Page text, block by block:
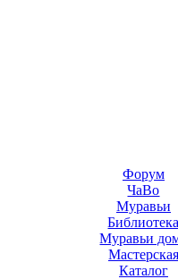
Форум
ЧаВо
Муравьи
Муравьи
Мастерская
Каталог